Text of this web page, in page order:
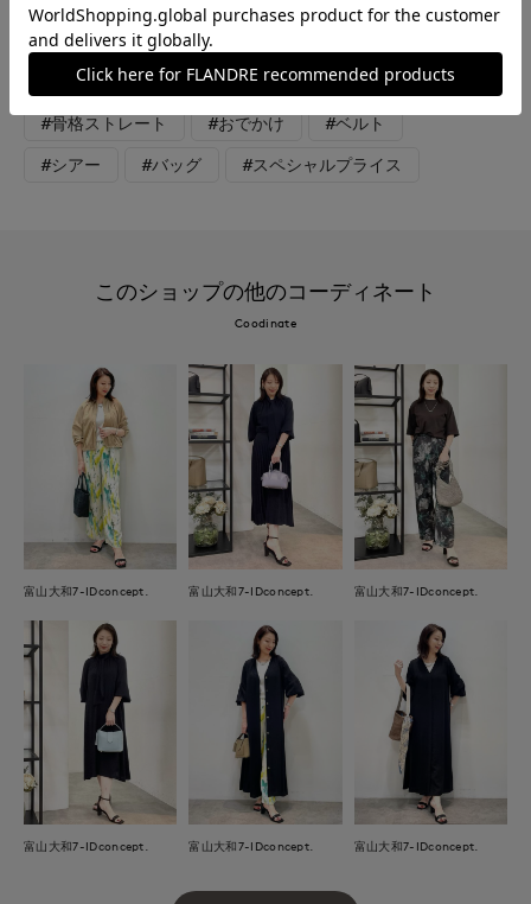
#ワンピース #パンツ
#女子会 #ウォッシャブル #大きいサイズ
#骨格ストレート #おでかけ #ベルト
#シアー #バッグ #スペシャルプライス
このショップの他のコーディネート
Coodinate
富山大和7-IDconcept. 富山大和7-IDconcept. 富山大和7-IDconcept.
富山大和7-IDconcept. 富山大和7-IDconcept. 富山大和7-IDconcept.